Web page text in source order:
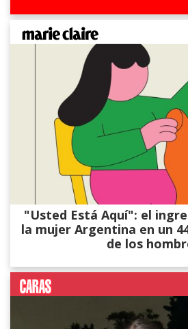
"Usted Está Aquí": el
la mujer Argentina en un
de los